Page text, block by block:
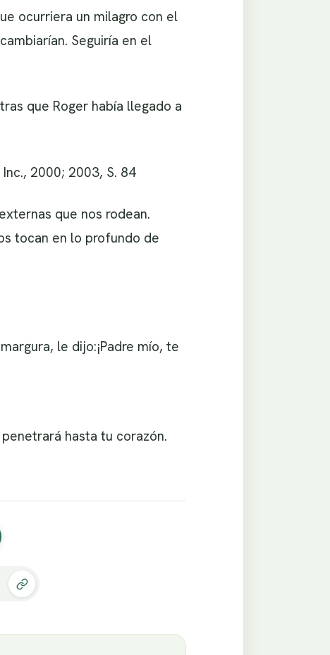
ocurriera un milagro con el
Seguiría en el
que Roger había llegado a
2000; 2003, S. 84
que nos rodean.
tocan en lo profundo de
le dijo:¡Padre mío, te
hasta tu corazón.